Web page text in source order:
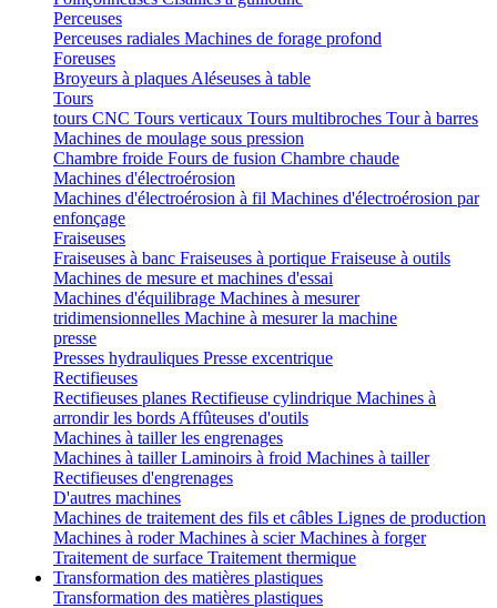
Perceuses
Perceuses radiales Machines de forage profond
Foreuses
Broyeurs à plaques Aléseuses à table
Tours
tours CNC Tours verticaux Tours multibroches Tour à barres
Machines de moulage sous pression
Chambre froide Fours de fusion Chambre chaude
Machines d'électroérosion
Machines d'électroérosion à fil Machines d'électroérosion par
enfonçage
Fraiseuses
Fraiseuses à banc Fraiseuses à portique Fraiseuse à outils
Machines de mesure et machines d'essai
Machines d'équilibrage Machines à mesurer
tridimensionnelles Machine à mesurer la machine
presse
Presses hydrauliques Presse excentrique
Rectifieuses
Rectifieuses planes Rectifieuse cylindrique Machines à
arrondir les bords Affûteuses d'outils
Machines à tailler les engrenages
Machines à taillerLaminoirs à froid Machines à tailler
Rectifieuses d'engrenages
D'autres machines
Machines de traitement des fils et câbles Lignes de production
Machines à roderMachines à scierMachines à forger
Traitement de surface Traitement thermique
Transformation des matières plastiques
Transformation des matières plastiques